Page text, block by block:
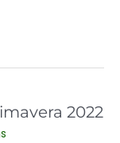
2022